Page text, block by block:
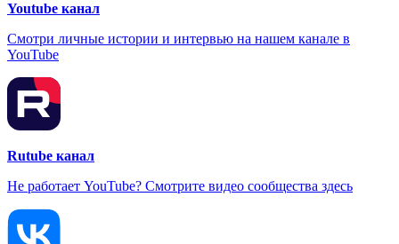
Youtube канал
Смотри личные истории и интервью на нашем канале в
YouTube
Rutube канал
Не работает YouTube? Смотрите видео сообщества здесь